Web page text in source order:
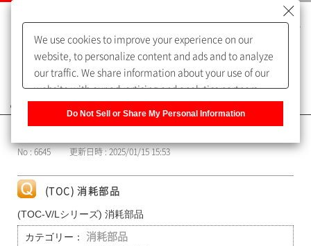
よくあるご質問（FAQ）
No : 6645 更新日時 : 2025/01/15 15:53
(TOC) 消耗部品
(TOC-V/Lシリーズ) 消耗部品
カテゴリー：
消耗部品
We use cookies to improve your experience on our
website, to personalize content and ads and to analyze
our traffic. We share information about your use of our
website with our advertising and analytics partners,
of our sharing information about you with our partners.
Information] to customize your cookie settings on our
Do Not Sell or Share My Personal Information